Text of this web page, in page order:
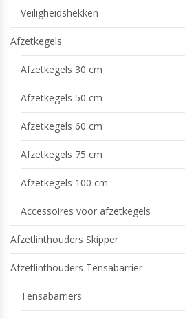
Veiligheidshekken
Afzetkegels
Afzetkegels 30 cm
Afzetkegels 50 cm
Afzetkegels 60 cm
Afzetkegels 75 cm
Afzetkegels 100 cm
Accessoires voor afzetkegels
Afzetlinthouders Skipper
Afzetlinthouders Tensabarrier
Tensabarriers